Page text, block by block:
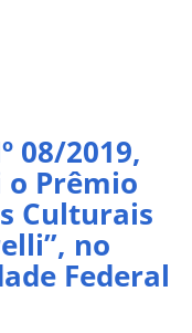
08/2019,
o Prêmio
Culturais
no
Federal